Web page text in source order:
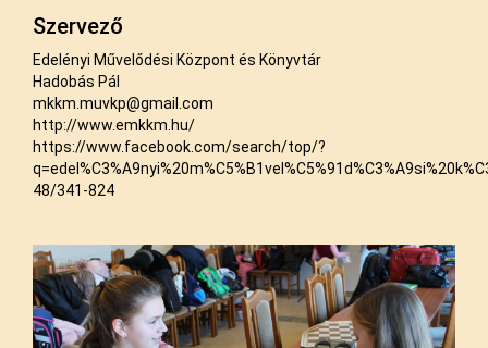
Szervező
Edelényi Művelődési Központ és Könyvtár
Hadobás Pál
mkkm.muvkp@gmail.com
http://www.emkkm.hu/
https://www.facebook.com/search/top/?
48/341-824